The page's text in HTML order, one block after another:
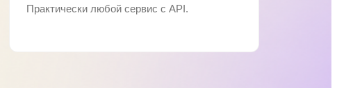
Практически любой сервис с API.